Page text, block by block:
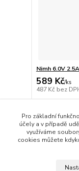
Nimh 6.0V
589 Kč/ks
487 Kč bez
Pro základní
účely a v případě
využíváme
cookies můžete